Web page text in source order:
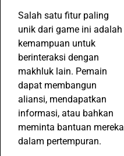
Salah satu fitur paling
unik dari game ini adalah
kemampuan untuk
berinteraksi dengan
makhluk lain. Pemain
dapat membangun
aliansi, mendapatkan
informasi, atau bahkan
meminta bantuan mereka
dalam pertempuran.